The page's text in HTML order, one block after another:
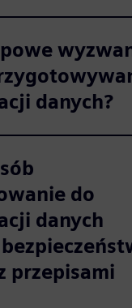
danych?
do
danych
przepisami